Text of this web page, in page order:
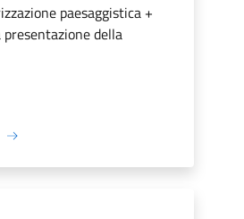
paesaggistica +
della